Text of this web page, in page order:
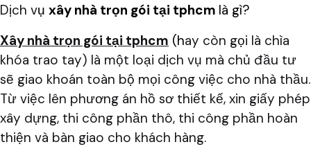
Dịch vụ xây nhà trọn gói tại tphcm là gì?
Xây nhà trọn gói tại tphcm (hay còn gọi là chìa
khóa trao tay) là một loại dịch vụ mà chủ đầu tư
sẽ giao khoán toàn bộ mọi công việc cho nhà thầu.
Từ việc lên phương án hồ sơ thiết kế, xin giấy phép
xây dựng, thi công phần thô, thi công phần hoàn
thiện và bàn giao cho khách hàng.